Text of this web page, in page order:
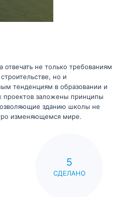
не только требованиям
но и
тенденциям в образовании и
проектов заложены принципы
зданию школы не
изменяющемся мире.
5
СДЕЛАНО